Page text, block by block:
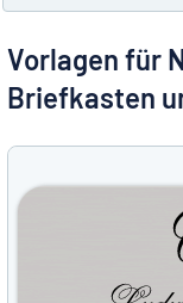
Kundenservice
Vorlagen für
Briefkasten